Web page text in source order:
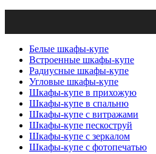
Белые шкафы-купе
Встроенные шкафы-купе
Радиусные шкафы-купе
Угловые шкафы-купе
Шкафы-купе в прихожую
Шкафы-купе в спальню
Шкафы-купе с витражами
Шкафы-купе пескоструй
Шкафы-купе с зеркалом
Шкафы-купе с фотопечатью